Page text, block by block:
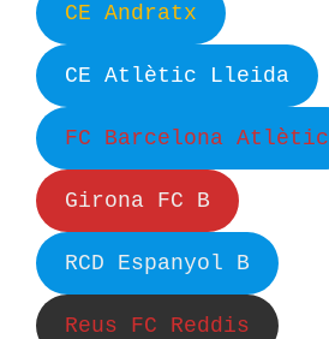
CE Andratx
CE Atlètic Lleida
FC Barcelona Atlètic
Girona FC B
RCD Espanyol B
Reus FC Reddis